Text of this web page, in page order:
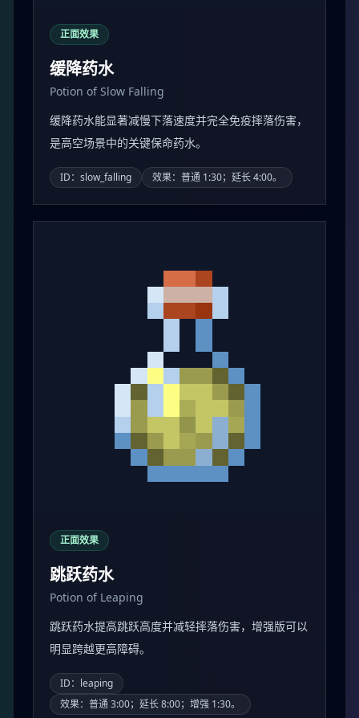
正面效果
缓降药水
Potion of Slow Falling
缓降药水能显著减慢下落速度并完全免疫摔落伤害，
是高空场景中的关键保命药水。
ID：slow_falling 效果：普通 1:30；延长 4:00。
正面效果
跳跃药水
Potion of Leaping
跳跃药水提高跳跃高度并减轻摔落伤害，增强版可以
明显跨越更高障碍。
ID：leaping
效果：普通 3:00；延长 8:00；增强 1:30。